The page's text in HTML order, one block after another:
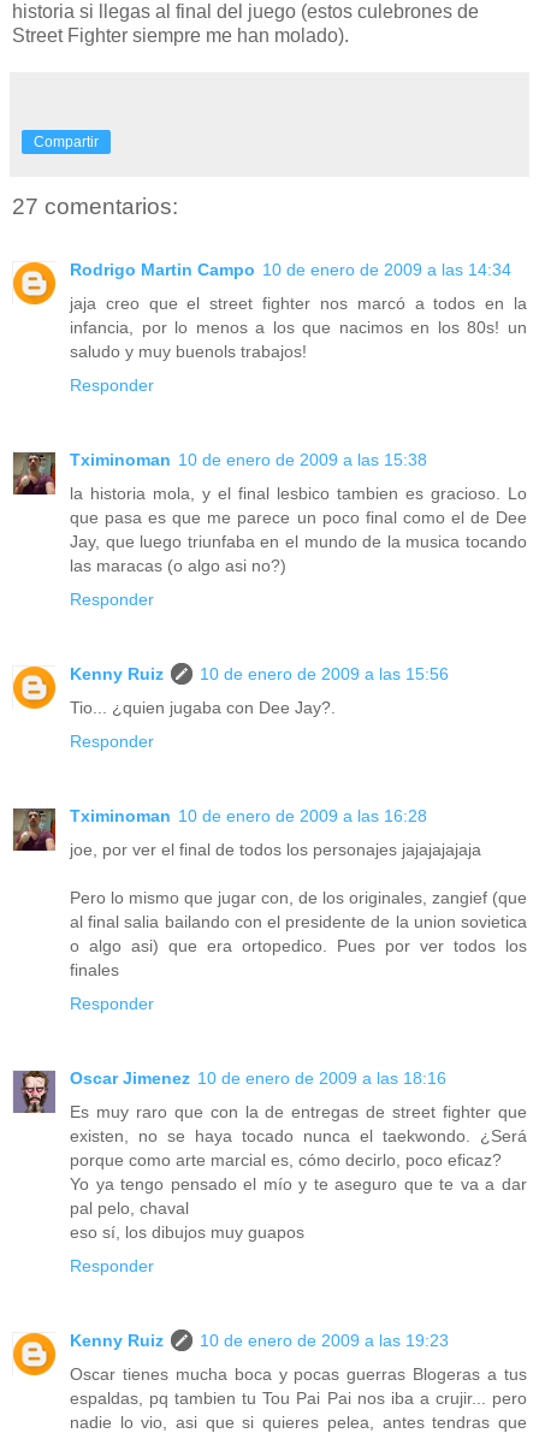
historia si llegas al final del juego (estos culebrones de
Street Fighter siempre me han molado).
Compartir
27 comentarios:
Rodrigo Martin Campo 10 de enero de 2009 a las 14:34
jaja creo que el street fighter nos marcó a todos en la
infancia, por lo menos a los que nacimos en los 80s! un
saludo y muy buenols trabajos!
Responder
Tximinoman 10 de enero de 2009 a las 15:38
la historia mola, y el final lesbico tambien es gracioso. Lo
que pasa es que me parece un poco final como el de Dee
Jay, que luego triunfaba en el mundo de la musica tocando
las maracas (o algo asi no?)
Responder
Kenny Ruiz
10 de enero de 2009 a las 15:56
Tio... ¿quien jugaba con Dee Jay?.
Responder
Tximinoman 10 de enero de 2009 a las 16:28
joe, por ver el final de todos los personajes jajajajajaja
Pero lo mismo que jugar con, de los originales, zangief (que
al final salia bailando con el presidente de la union sovietica
o algo asi) que era ortopedico. Pues por ver todos los
finales
Responder
Oscar Jimenez 10 de enero de 2009 a las 18:16
Es muy raro que con la de entregas de street fighter que
existen, no se haya tocado nunca el taekwondo. ¿Será
porque como arte marcial es, cómo decirlo, poco eficaz?
Yo ya tengo pensado el mío y te aseguro que te va a dar
pal pelo, chaval
eso sí, los dibujos muy guapos
Responder
Kenny Ruiz
10 de enero de 2009 a las 19:23
Oscar tienes mucha boca y pocas guerras Blogeras a tus
espaldas, pq tambien tu Tou Pai Pai nos iba a crujir... pero
nadie lo vio, asi que si quieres pelea, antes tendras que